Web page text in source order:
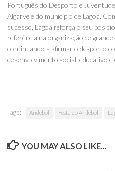
Português do Desporto e
Algarve e do município de Lagoa.
sucesso, Lagoa reforça o seu
referência na organização de
continuando a afirmar o desporto
desenvolvimento social, educativo e
Tags: Andebol Festa do Andebol
YOU MAY ALSO LIKE...